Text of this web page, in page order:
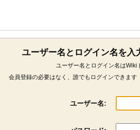
ユーザー名とログイン名を入
ユーザー名とログイン名はWiki
会員登録の必要はなく、誰でもログインできます
ユーザー名: